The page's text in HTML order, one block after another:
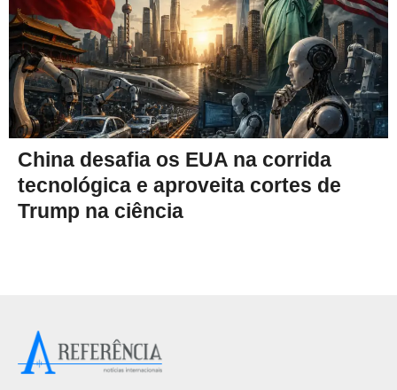
China desafia os EUA na corrida
tecnológica e aproveita cortes de
Trump na ciência